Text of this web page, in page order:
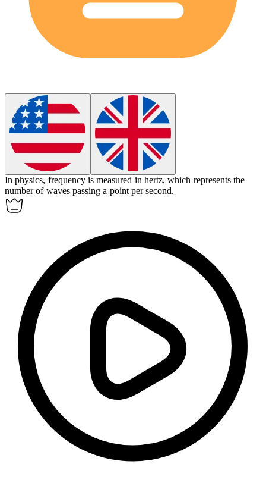
In physics, frequency is measured in hertz, which represents the
number of waves passing a point per second.